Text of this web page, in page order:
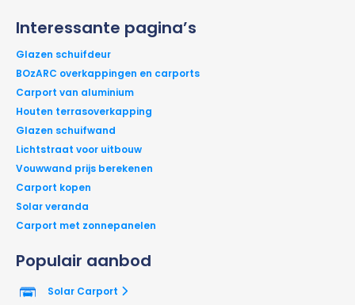
Populair aanbod
Solar Carport
Interessante pagina’s
Glazen schuifdeur
BOzARC overkappingen en carports
Carport van aluminium
Houten terrasoverkapping
Glazen schuifwand
Lichtstraat voor uitbouw
Vouwwand prijs berekenen
Carport kopen
Solar veranda
Carport met zonnepanelen